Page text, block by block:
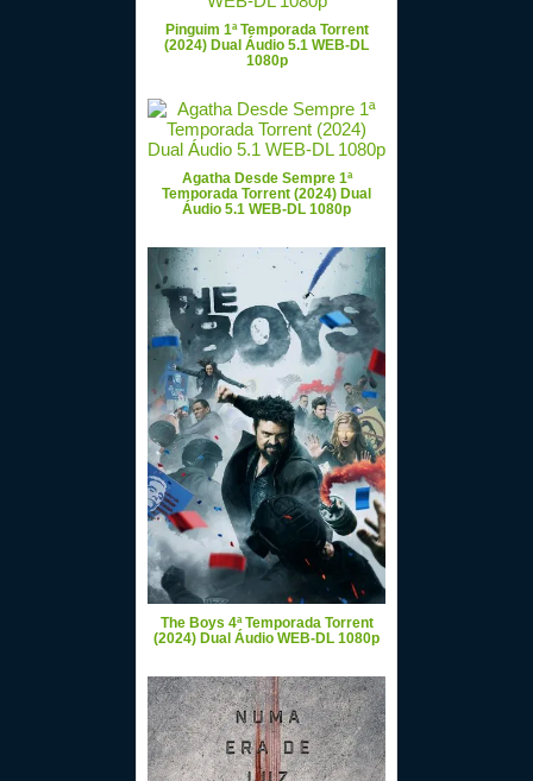
Pinguim 1ª Temporada Torrent
(2024) Dual Áudio 5.1 WEB-DL
1080p
Agatha Desde Sempre 1ª
Temporada Torrent (2024) Dual
Áudio 5.1 WEB-DL 1080p
The Boys 4ª Temporada Torrent
(2024) Dual Áudio WEB-DL 1080p